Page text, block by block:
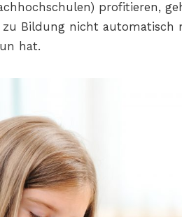
profitieren,
zu Bildung nicht automatisch
hat.